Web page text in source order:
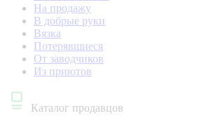
На продажу
В добрые руки
Вязка
Потерявшиеся
От заводчиков
Из приютов
Каталог продавцов